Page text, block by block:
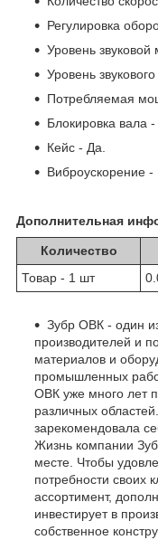
Регулировка
Уровень
Уровень
Потребляемая
Блокировка вала
Кейс - Да.
Виброускорение
Дополнительная
Количество
Товар - 1 шт
Зубр ОВК - один
производителей и
материалов и
промышленных
ОВК уже много лет
различных
зарекомендовала
Жизнь компании
месте. Чтобы
потребности своих
ассортимент,
инвестирует в
собственное